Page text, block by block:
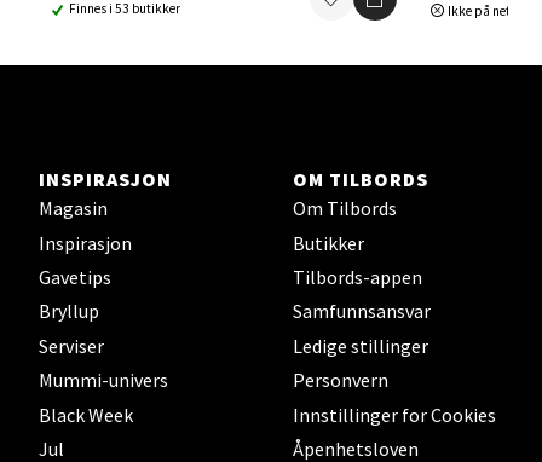
Finnes i 53 butikker
Ikke på
INSPIRASJON
Magasin
Inspirasjon
Gavetips
Bryllup
Serviser
Mummi-univers
Black Week
Jul
OM TILBORDS
Om Tilbords
Butikker
Tilbords-appen
Samfunnsansvar
Ledige stillinger
Personvern
Innstillinger for Cookies
Åpenhetsloven
Ski - Thon Senter Ski
0 i butikk
Sortland - Sortland Storsenter
Strangata 26, 8400 Sortland